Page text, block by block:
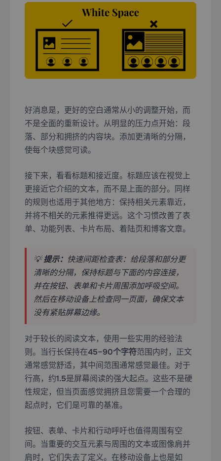
好消息是，更好的空白通常从小的调整开始，而
不是全面的重新设计。从明显的压力点开始：段
落、部分和拥挤的内容块。添加更清晰的分隔，
使每个块感觉可读。
接下来，看看标题和接近度。标题应该在视觉上
更接近它介绍的文本，而不是上面的部分。同样
的规则也适用于其他地方：保持相关元素靠近，
并将不相关的元素推得更远。这个习惯改善了表
单、功能列表、卡片布局、着陆页和博客文章。
💡提示： 快速间距检查表：给段落和部分更
清晰的分隔，保持标题与下面的内容连接，
并在按钮、表单和卡片周围添加呼吸空间。
然后在移动设备上检查同一页面，确保文本
没有紧贴屏幕边缘。
对于较长的阅读文本，使用一些实用的经验法
则。当行长保持在45–90个字符范围内时，正文
通常感觉舒适，其中间范围通常感觉最佳。对于
行高，约1.5是屏幕阅读的强大起点。这些不是硬
性规定，但当页面感觉拥挤且您需要一个合理的
起点时，它们是可靠的基准。
按钮、表单、卡片和行动呼吁也值得周围有空
间。当重要的交互元素与周围的文本或图像肩并
肩时，它们失去了定义。在移动设备上也是如